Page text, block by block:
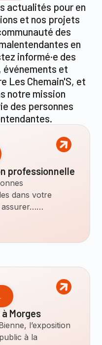
actualités pour en
et nos projets
des
en
informé·e des
événements et
Les Chemain'S, et
notre mission
des personnes
professionnelle
dans votre
assurer……
à Morges
l’exposition
à la